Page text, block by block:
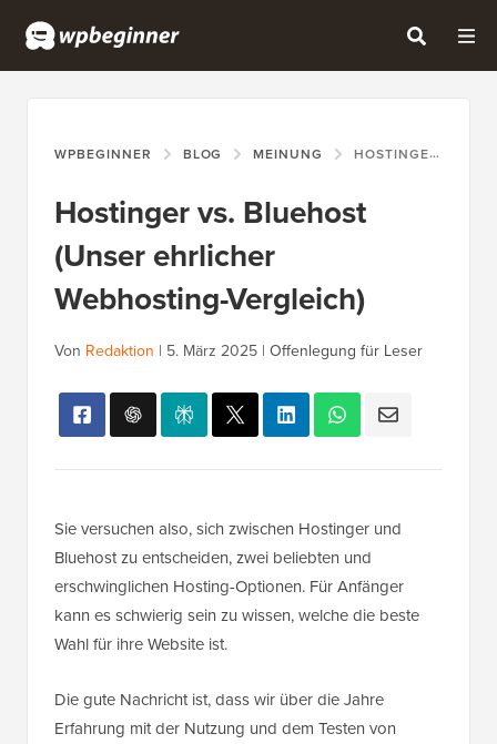
WPBEGINNER BLOG MEINUNG HOSTINGER VS. BLUEHOST (UNSER EHRLICHER WEBHOSTING-VERGLEICH)
Hostinger vs. Bluehost
(Unser ehrlicher
Webhosting-Vergleich)
Von Redaktion | 5. März 2025 | Offenlegung für Leser
Sie versuchen also, sich zwischen Hostinger und
Bluehost zu entscheiden, zwei beliebten und
erschwinglichen Hosting-Optionen. Für Anfänger
kann es schwierig sein zu wissen, welche die beste
Wahl für ihre Website ist.
Die gute Nachricht ist, dass wir über die Jahre
Erfahrung mit der Nutzung und dem Testen von